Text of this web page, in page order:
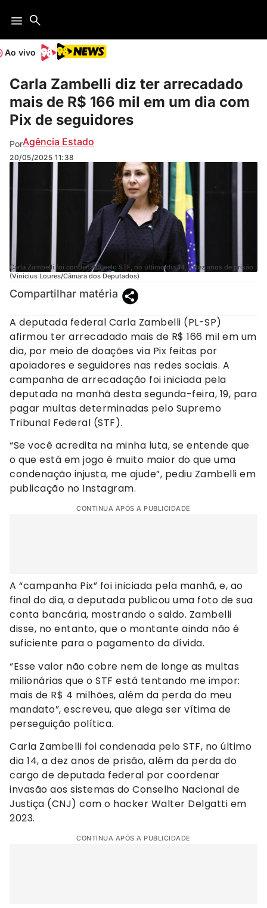
Ao vivo
Carla Zambelli diz ter arrecadado
mais de R$ 166 mil em um dia com
Pix de seguidores
PorAgência Estado
20/05/2025 11:38
Carla Zambelli foi condenada pelo STF, no último dia 14, a dez anos de prisão
(Vinicius Loures/Câmara dos Deputados)
Compartilhar matéria
A deputada federal Carla Zambelli (PL-SP)
afirmou ter arrecadado mais de R$ 166 mil em um
dia, por meio de doações via Pix feitas por
apoiadores e seguidores nas redes sociais. A
campanha de arrecadação foi iniciada pela
deputada na manhã desta segunda-feira, 19, para
pagar multas determinadas pelo Supremo
Tribunal Federal (STF).
“Se você acredita na minha luta, se entende que
o que está em jogo é muito maior do que uma
condenação injusta, me ajude”, pediu Zambelli em
publicação no Instagram.
CONTINUA APÓS A PUBLICIDADE
A “campanha Pix” foi iniciada pela manhã, e, ao
final do dia, a deputada publicou uma foto de sua
conta bancária, mostrando o saldo. Zambelli
disse, no entanto, que o montante ainda não é
suficiente para o pagamento da dívida.
“Esse valor não cobre nem de longe as multas
milionárias que o STF está tentando me impor:
mais de R$ 4 milhões, além da perda do meu
mandato”, escreveu, que alega ser vítima de
perseguição política.
Carla Zambelli foi condenada pelo STF, no último
dia 14, a dez anos de prisão, além da perda do
cargo de deputada federal por coordenar
invasão aos sistemas do Conselho Nacional de
Justiça (CNJ) com o hacker Walter Delgatti em
2023.
CONTINUA APÓS A PUBLICIDADE